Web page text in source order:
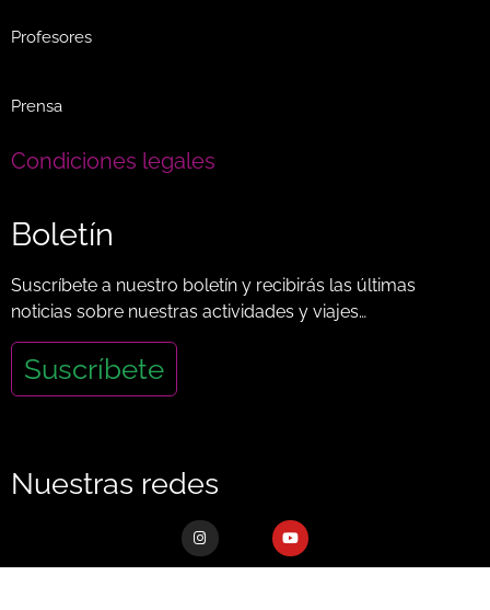
Profesores
Prensa
Condiciones legales
Boletín
Suscríbete a nuestro boletín y recibirás las últimas
noticias sobre nuestras actividades y viajes…
Suscríbete
Nuestras redes